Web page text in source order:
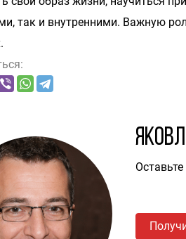
так и внутренними. Важную